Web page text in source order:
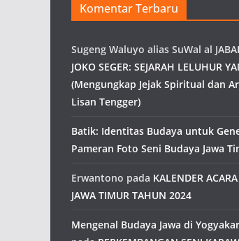
Komentar Terbaru
Sugeng Waluyo alias SuWal al
JOKO SEGER: SEJARAH LELUHUR
(Mengungkap Jejak Spiritual dan
Lisan Tengger)
Batik: Identitas Budaya untuk
Pameran Foto Seni Budaya Jawa
Erwantono pada KALENDER
JAWA TIMUR TAHUN 2024
Mengenal Budaya Jawa di